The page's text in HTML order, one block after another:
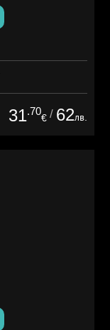
31.70
€ / 62лв.